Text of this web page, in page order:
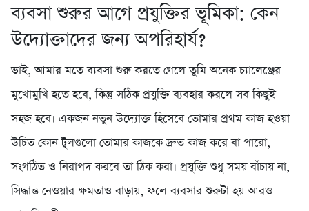
ব্যবসা শুরুর আগে প্রযুক্তির ভূমিকা: কেন
উদ্যোক্তাদের জন্য অপরিহার্য?
ভাই, আমার মতে ব্যবসা শুরু করতে গেলে তুমি অনেক চ্যালেঞ্জের
মুখোমুখি হতে হবে, কিন্তু সঠিক প্রযুক্তি ব্যবহার করলে সব কিছুই
সহজ হবে। একজন নতুন উদ্যোক্ত হিসেবে তোমার প্রথম কাজ হওয়া
উচিত কোন টুলগুলো তোমার কাজকে দ্রুত কাজ করে বা পারো,
সংগঠিত ও নিরাপদ করবে তা ঠিক করা। প্রযুক্তি শুধু সময় বাঁচায় না,
সিদ্ধান্ত নেওয়ার ক্ষমতাও বাড়ায়, ফলে ব্যবসার শুরুটা হয় আরও